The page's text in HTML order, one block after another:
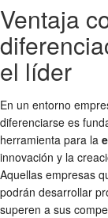
Ventaja
el líder
En un entorno
diferenciarse es
herramienta para la
innovación y la
Aquellas empresas
podrán desarrollar
superen a sus